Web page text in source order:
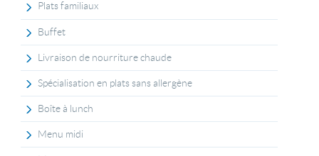
Plats familiaux
Buffet
Livraison de nourriture chaude
Spécialisation en plats sans allergène
Boîte à lunch
Menu midi